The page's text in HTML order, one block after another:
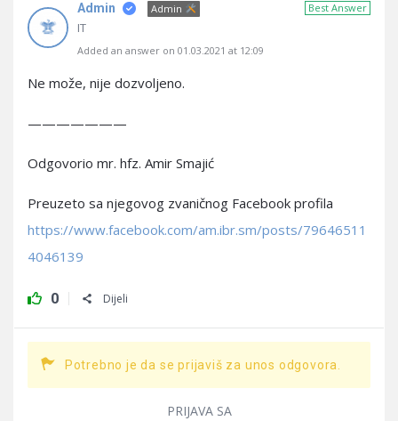
Best Answer
Admin Admin
IT
Added an answer on 01.03.2021 at 12:09
Ne može, nije dozvoljeno.
———————
Odgovorio mr. hfz. Amir Smajić
Preuzeto sa njegovog zvaničnog Facebook profila
https://www.facebook.com/am.ibr.sm/posts/79646511
4046139
0 Dijeli
Potrebno je da se prijaviš za unos odgovora.
PRIJAVA SA